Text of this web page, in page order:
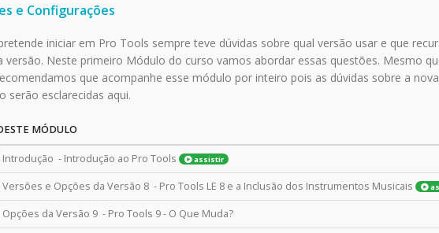
e Configurações
iniciar em Pro Tools sempre teve dúvidas sobre qual versão usar e que
versão. Neste primeiro Módulo do curso vamos abordar essas questões. Mesmo
que acompanhe esse módulo por inteiro pois as dúvidas sobre a
serão esclarecidas aqui.
MÓDULO
Introdução - Introdução ao Pro Tools assistir
Versões e Opções da Versão 8 - Pro Tools LE 8 e a Inclusão dos Instrumentos Musicais
Opções da Versão 9 - Pro Tools 9 - O Que Muda?